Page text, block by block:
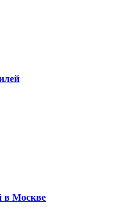
в Москве